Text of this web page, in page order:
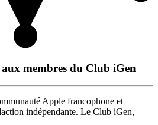
aux membres du Club iGen
Apple francophone et
indépendante. Le Club iGen,